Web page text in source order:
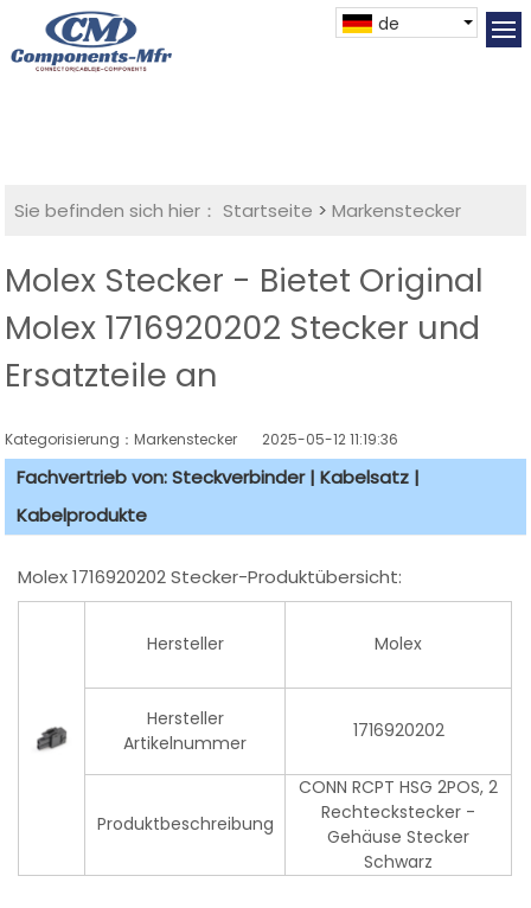
de
Sie befinden sich hier： Startseite >Markenstecker
Molex Stecker - Bietet Original
Molex 1716920202 Stecker und
Ersatzteile an
Kategorisierung：Markenstecker 2025-05-12 11:19:36
Fachvertrieb von: Steckverbinder | Kabelsatz |
Kabelprodukte
Molex 1716920202 Stecker-Produktübersicht:
Hersteller Molex
Hersteller
Artikelnummer
1716920202
Produktbeschreibung
CONN RCPT HSG 2POS, 2
Rechteckstecker -
Gehäuse Stecker
Schwarz